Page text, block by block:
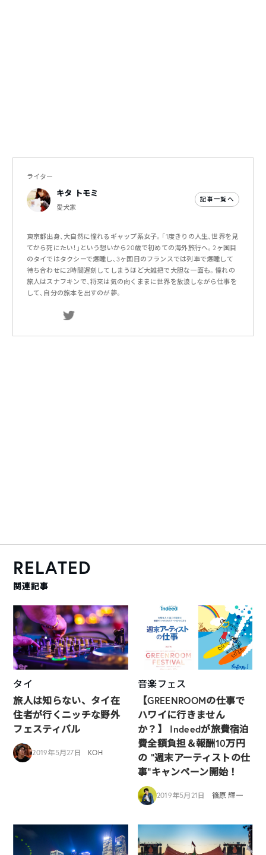
ライター
キタ トモミ
愛犬家
記事一覧へ
東京都出身、大自然に憧れるギャップ系女子。「1度きりの人生、世界を見
てから死にたい！」という想いから20歳で初めての海外旅行へ。2ヶ国目
のタイではタクシーで爆睡し、3ヶ国目のフランスでは列車で爆睡して
待ち合わせに2時間遅刻してしまうほど大雑把で大胆な一面も。憧れの
旅人はスナフキンで、将来は気の向くままに世界を放浪しながら仕事を
して、自分の旅本を出すのが夢。
RELATED
関連記事
タイ
旅人は知らない、タイ在
住者が行くニッチな野外
フェスティバル
2019年5月27日 KOH
音楽フェス
【GREENROOMの仕事で
ハワイに行きません
か？】 Indeedが旅費宿泊
費全額負担＆報酬10万円
の “週末アーティストの仕
事”キャンペーン開始！
2019年5月21日 篠原 輝一